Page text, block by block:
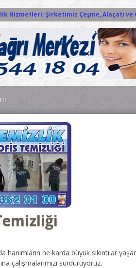
Hizmetleri; Şirketimiz Çeşme, Alaçatı
hanımların ne karda büyük sıkıntılar
çalışmalarımızı sürdürüyoruz.